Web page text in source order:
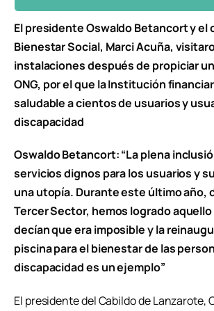
El presidente Oswaldo Betancort y el
Bienestar Social, Marci Acuña,
instalaciones después de propiciar
ONG, por el que la Institución
saludable a cientos de usuarios y
discapacidad
Oswaldo Betancort: “La plena
servicios dignos para los usuarios y
una utopía. Durante este último año,
Tercer Sector, hemos logrado
decían que era imposible y la
piscina para el bienestar de las
discapacidad es un ejemplo”
El presidente del Cabildo de Lanzarote,